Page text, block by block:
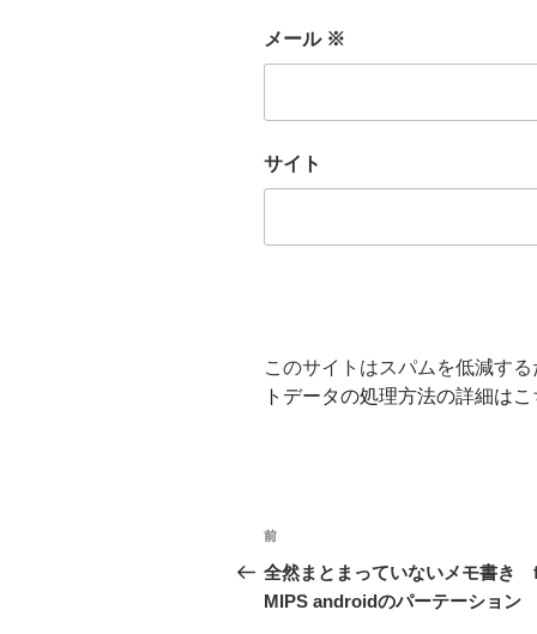
メール ※
サイト
このサイトはスパムを低減す
トデータの処理方法の詳細は
投
稿
ナ
前
の
投
前
全然まとまっていないメモ書き
MIPS androidのパーテーション